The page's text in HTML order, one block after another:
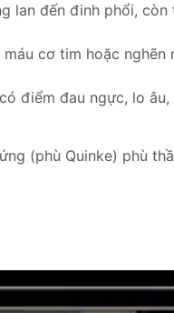
lan đến đinh phổi,
cơ tim hoặc nghẽn
điểm đau ngực, lo
(phù Quinke) phù